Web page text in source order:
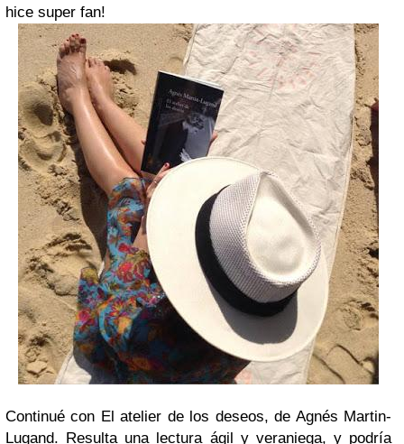
hice super fan!
Continué con El atelier de los deseos, de Agnés Martin-
Lugand. Resulta una lectura ágil y veraniega, y podría